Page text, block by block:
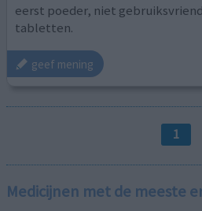
eerst poeder, niet
tabletten.
geef mening
1
Medicijnen met de meeste